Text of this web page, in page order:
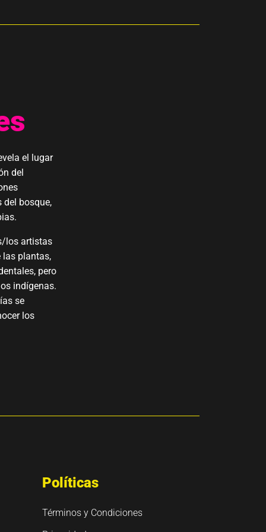
el lugar
del
bosque,
los artistas
las plantas,
pero
indígenas.
se
los
Políticas
Términos y Condiciones